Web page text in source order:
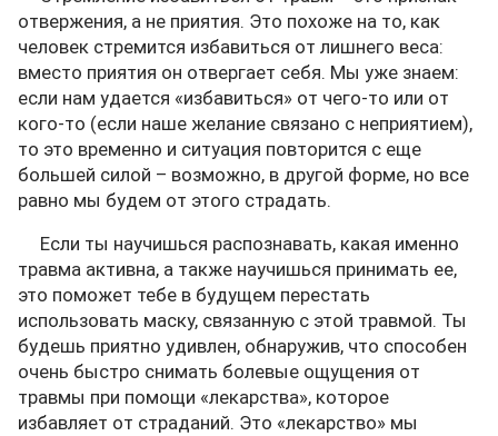
отвержения, а не приятия. Это похоже на то, как
человек стремится избавиться от лишнего веса:
вместо приятия он отвергает себя. Мы уже знаем:
если нам удается «избавиться» от чего-то или от
кого-то (если наше желание связано с неприятием),
то это временно и ситуация повторится с еще
большей силой – возможно, в другой форме, но все
равно мы будем от этого страдать.
Если ты научишься распознавать, какая именно
травма активна, а также научишься принимать ее,
это поможет тебе в будущем перестать
использовать маску, связанную с этой травмой. Ты
будешь приятно удивлен, обнаружив, что способен
очень быстро снимать болевые ощущения от
травмы при помощи «лекарства», которое
избавляет от страданий. Это «лекарство» мы